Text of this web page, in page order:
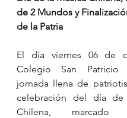
de 2 Mundos y
de la Patria
El día viernes 06 de
Colegio San Patricio
jornada llena de
celebración del día de
Chilena,